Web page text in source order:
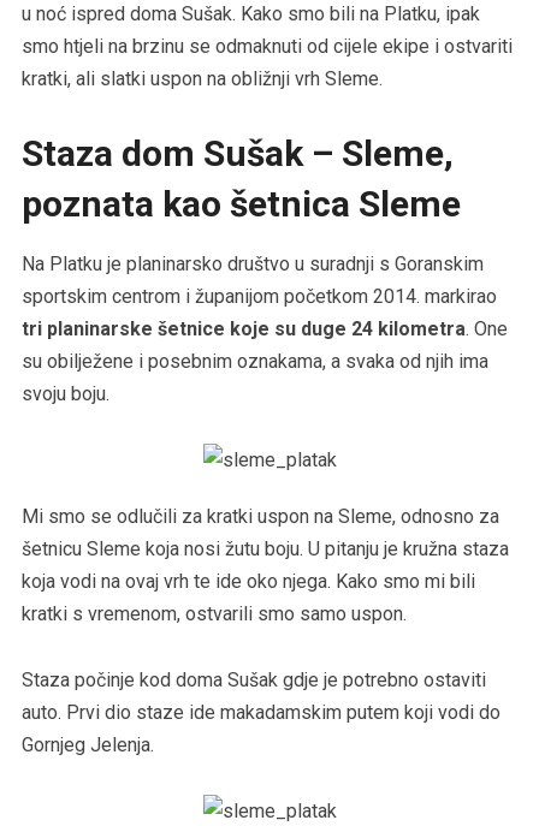
u noć ispred doma Sušak. Kako smo bili na Platku, ipak
smo htjeli na brzinu se odmaknuti od cijele ekipe i ostvariti
kratki, ali slatki uspon na obližnji vrh Sleme.
Staza dom Sušak – Sleme,
poznata kao šetnica Sleme
Na Platku je planinarsko društvo u suradnji s Goranskim
sportskim centrom i županijom početkom 2014. markirao
tri planinarske šetnice koje su duge 24 kilometra. One
su obilježene i posebnim oznakama, a svaka od njih ima
svoju boju.
Mi smo se odlučili za kratki uspon na Sleme, odnosno za
šetnicu Sleme koja nosi žutu boju. U pitanju je kružna staza
koja vodi na ovaj vrh te ide oko njega. Kako smo mi bili
kratki s vremenom, ostvarili smo samo uspon.
Staza počinje kod doma Sušak gdje je potrebno ostaviti
auto. Prvi dio staze ide makadamskim putem koji vodi do
Gornjeg Jelenja.